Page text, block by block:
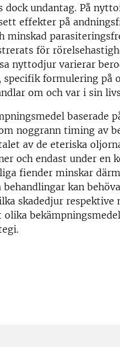
undantag. På
effekter på
minskad
för
nyttodjur varierar
formulering på
om och var i sin
baserade
noggrann timing av
av de eteriska
och endast under en
fiender minskar
kan
skadedjur
olika